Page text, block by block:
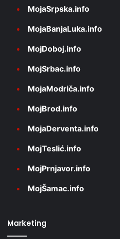
MojaSrpska.info
MojaBanjaLuka.info
MojDoboj.info
MojSrbac.info
MojaModriča.info
MojBrod.info
MojaDerventa.info
MojTeslić.info
MojPrnjavor.info
MojŠamac.info
Marketing